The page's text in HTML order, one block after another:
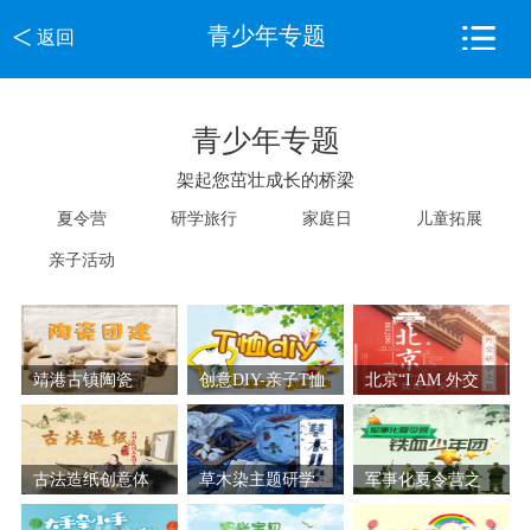
< 返回 青少年专题
青少年专题
架起您茁壮成长的桥梁
夏令营 研学旅行 家庭日 儿童拓展
亲子活动
靖港古镇陶瓷
DIY，古镇定向寻
宝一天活动方案
创意DIY-亲子T恤
家庭日活动
北京“I AM 外交
官”研学旅行
古法造纸创意体
验团建
草木染主题研学
活动
军事化夏令营之
铁血少年团